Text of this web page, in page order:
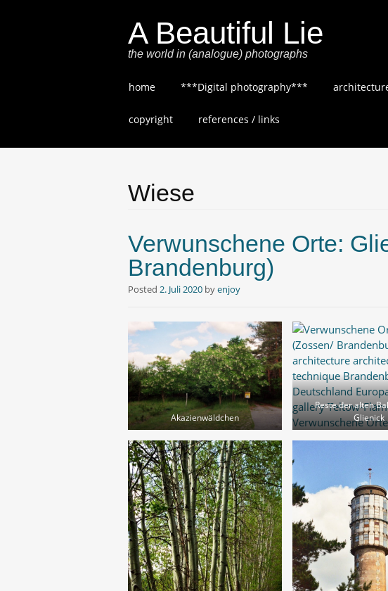
A Beautiful Lie
the world in (analogue) photographs
Skip
content
home ***Digital photography***
copyright references / links
Wiese
Verwunschene Orte:
Brandenburg)
Posted 2. Juli 2020 byenjoy
Akazienwäldchen
Reste der alten
Glienick